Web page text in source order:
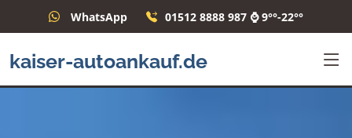
WhatsApp 01512 8888 987 ⌚ 9°°-22°°
kaiser-autoankauf.de